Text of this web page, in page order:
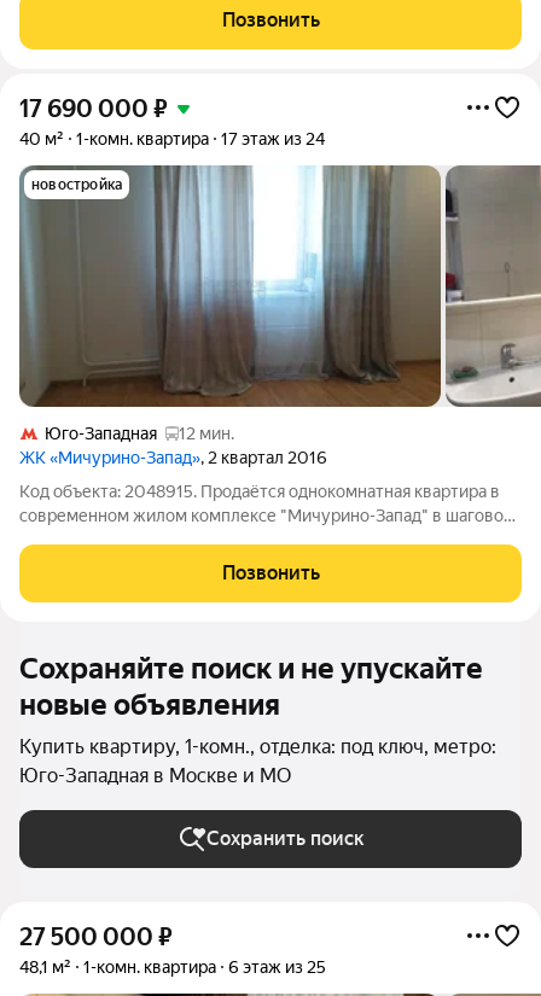
группой, тремя лифтами и общим балконом, открывающим вид
на чудесный двор. Чистенькая и уютная
Позвонить
17 690 000 ₽
40 м² 1-комн. квартира 17 этаж из 24
новостройка
Юго-Западная
12 мин.
ЖК «Мичурино-Запад», 2 квартал 2016
Код объекта: 2048915. Продаётся однокомнатная квартира в
современном жилом комплексе "Мичурино-Запад" в шаговой
комнатой и просторной кухней с лоджией, вместительной
гардеробной и широкой входной
Позвонить
Сохраняйте поиск и не упускайте
новые объявления
Купить квартиру, 1-комн., отделка: под ключ, метро:
Юго-Западная в Москве и МО
Сохранить поиск
27 500 000 ₽
48,1 м² 1-комн. квартира 6 этаж из 25